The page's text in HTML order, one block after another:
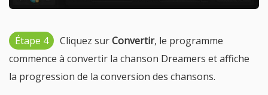
Étape 4 Cliquez surConvertir, le programme
commence à convertir la chanson Dreamers et affiche
la progression de la conversion des chansons.